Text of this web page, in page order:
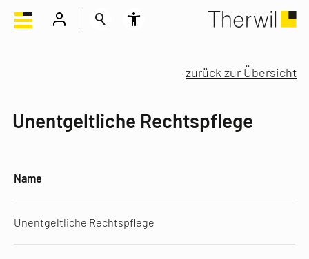
zurück zur Übersicht
Unentgeltliche Rechtspflege
Name
Unentgeltliche Rechtspflege